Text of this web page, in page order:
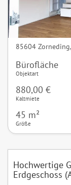
85604
Bürofläche
Objektart
880,00 €
Kaltmiete
45 m²
Größe
Hochwertige
Erdgeschoss